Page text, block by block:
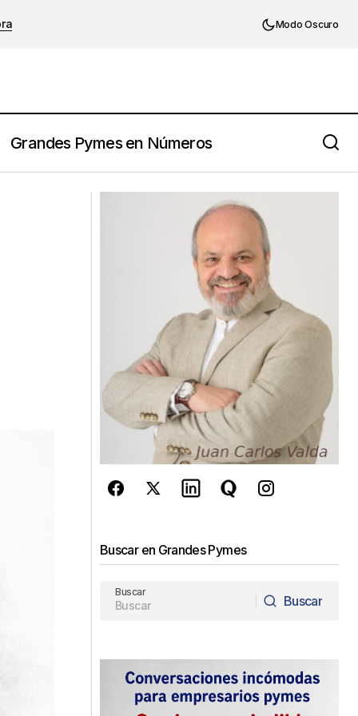
Modo Oscuro
Grandes Pymes en Números
mirar fijamente
La trampa invisible: el vínculo entre el
fundador y su empresa familiar.
Buscar en Grandes Pymes
Buscar
Buscar